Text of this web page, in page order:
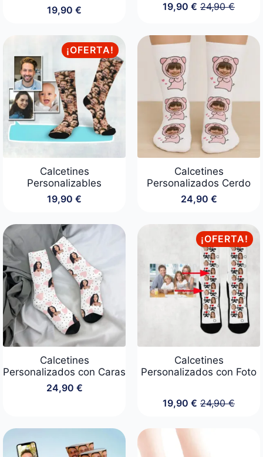
19,90 €
24,90€
El
original
era:
24,90 €.
19,90€ El
actual
es:
19,90 €.
¡OFERTA!
Calcetines
Personalizables
19,90 €
Calcetines
Personalizados Cerdo
24,90 €
Calcetines
Personalizados con Caras
24,90 €
¡OFERTA!
Calcetines
Personalizados con Foto
24,90€
El
24,90 €.
19,90€ El
19,90 €.